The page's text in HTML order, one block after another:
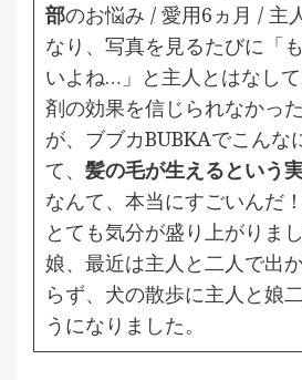
部のお悩み / 愛用6ヵ月 / 主
なり、写真を見るたびに「
いよね…」と主人とはなし
剤の効果を信じられなかっ
が、ブブカBUBKAでこんな
て、 髪の毛が生えるという
なんて、本当にすごいんだ
とても気分が盛り上がりま
娘、最近は主人と二人で出
らず、犬の散歩に主人と娘
うになりました。